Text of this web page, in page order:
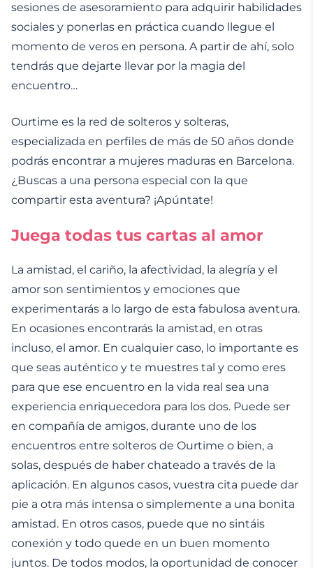
sesiones de asesoramiento para adquirir habilidades
sociales y ponerlas en práctica cuando llegue el
momento de veros en persona. A partir de ahí, solo
tendrás que dejarte llevar por la magia del
encuentro…
Ourtime es la red de solteros y solteras,
especializada en perfiles de más de 50 años donde
podrás encontrar a mujeres maduras en Barcelona.
¿Buscas a una persona especial con la que
compartir esta aventura? ¡Apúntate!
Juega todas tus cartas al amor
La amistad, el cariño, la afectividad, la alegría y el
amor son sentimientos y emociones que
experimentarás a lo largo de esta fabulosa aventura.
En ocasiones encontrarás la amistad, en otras
incluso, el amor. En cualquier caso, lo importante es
que seas auténtico y te muestres tal y como eres
para que ese encuentro en la vida real sea una
experiencia enriquecedora para los dos. Puede ser
en compañía de amigos, durante uno de los
encuentros entre solteros de Ourtime o bien, a
solas, después de haber chateado a través de la
aplicación. En algunos casos, vuestra cita puede dar
pie a otra más intensa o simplemente a una bonita
amistad. En otros casos, puede que no sintáis
conexión y todo quede en un buen momento
juntos. De todos modos, la oportunidad de conocer